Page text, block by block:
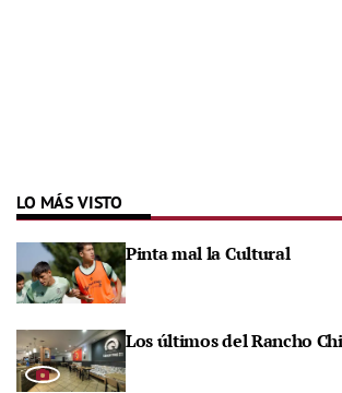
LO MÁS VISTO
Pinta mal la Cultural
Los últimos del Rancho